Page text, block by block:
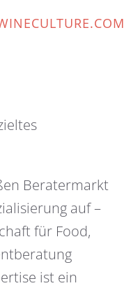
Beratermarkt
auf –
für Food,
ist ein